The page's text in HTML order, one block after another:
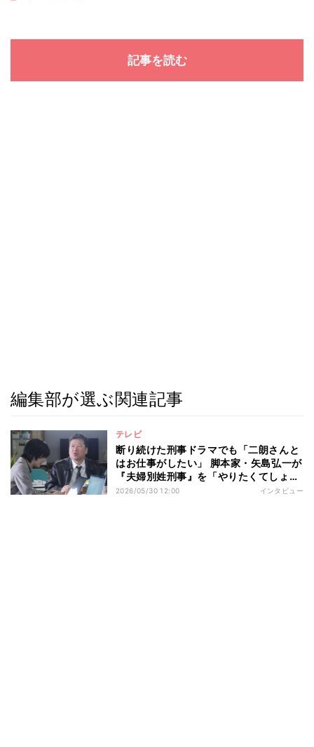
記事を読む
編集部が選ぶ関連記事
テレビ
断り続けた刑事ドラマでも「二朗さんと
はお仕事がしたい」 脚本家・矢島弘一が
『夫婦別姓刑事』を「やりたくてしょう
がなくなった」理由
2026/05/30 12:00 インタビュー